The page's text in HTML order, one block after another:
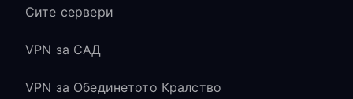
Сите сервери
VPN за САД
VPN за Обединетото Кралство